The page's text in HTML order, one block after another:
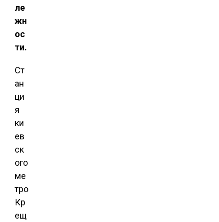
ле
жн
ос
ти.
Ст
ан
ци
я
ки
ев
ск
ого
ме
тро
Кр
ещ